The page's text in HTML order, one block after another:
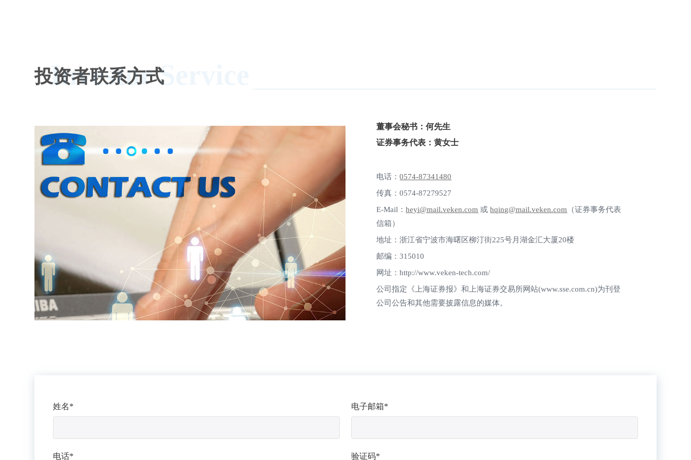
投资者联系方式
Investor Service
董事会秘书：何先生
证券事务代表：黄女士
电话：0574-87341480
传真：0574-87279527
E-Mail：heyi@mail.veken.com 或hqing@mail.veken.com （证券事务代表
信箱）
地址：浙江省宁波市海曙区柳汀街225号月湖金汇大厦20楼
邮编：315010
网址：http://www.veken-tech.com/
公司指定《上海证券报》和上海证券交易所网站(www.sse.com.cn)为刊登
公司公告和其他需要披露信息的媒体。
姓名* 电子邮箱*
电话* 验证码*